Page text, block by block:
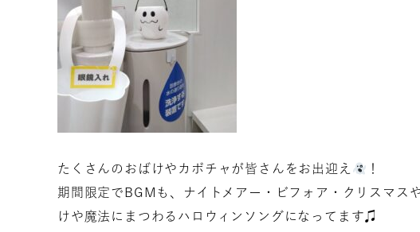
たくさんのおばけやカボチャが皆さんをお出迎え
！
期間限定でBGMも、ナイトメアー・ビフォア・クリスマス
けや魔法にまつわるハロウィンソングになってます♫